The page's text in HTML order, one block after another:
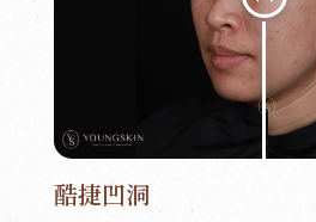
酷捷凹洞